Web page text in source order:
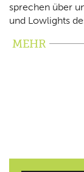
sprechen über
und Lowlights
MEHR